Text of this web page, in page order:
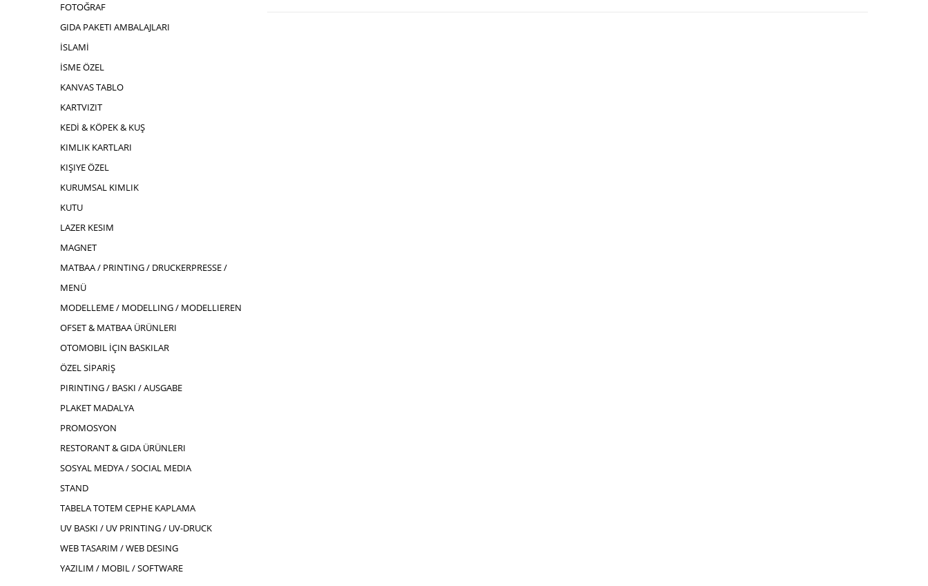
FOTOĞRAF
GIDA PAKETI AMBALAJLARI
İSLAMİ
İSME ÖZEL
KANVAS TABLO
KARTVIZIT
KEDİ & KÖPEK & KUŞ
KIMLIK KARTLARI
KIŞIYE ÖZEL
KURUMSAL KIMLIK
KUTU
LAZER KESIM
MAGNET
MATBAA / PRINTING / DRUCKERPRESSE /
MENÜ
MODELLEME / MODELLING / MODELLIEREN
OFSET & MATBAA ÜRÜNLERI
OTOMOBIL İÇIN BASKILAR
ÖZEL SİPARİŞ
PIRINTING / BASKI / AUSGABE
PLAKET MADALYA
PROMOSYON
RESTORANT & GIDA ÜRÜNLERI
SOSYAL MEDYA / SOCIAL MEDIA
STAND
TABELA TOTEM CEPHE KAPLAMA
UV BASKI / UV PRINTING / UV-DRUCK
WEB TASARIM / WEB DESING
YAZILIM / MOBIL / SOFTWARE